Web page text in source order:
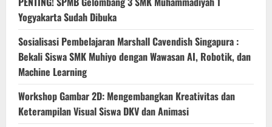
Yogyakarta Sudah Dibuka
Sosialisasi Pembelajaran Marshall Cavendish Singapura :
Bekali Siswa SMK Muhiyo dengan Wawasan AI, Robotik, dan
Machine Learning
Workshop Gambar 2D: Mengembangkan Kreativitas dan
Keterampilan Visual Siswa DKV dan Animasi